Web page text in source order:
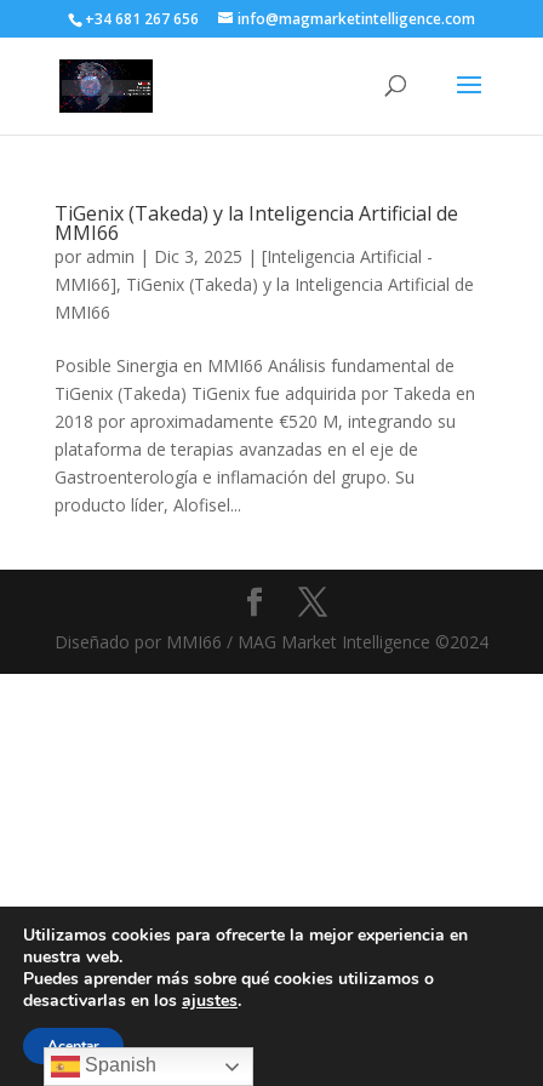
+34 681 267 656 info@magmarketintelligence.com
TiGenix (Takeda) y la Inteligencia Artificial de
MMI66
por admin | Dic 3, 2025 | [Inteligencia Artificial -
MMI66], TiGenix (Takeda) y la Inteligencia Artificial de
MMI66
Posible Sinergia en MMI66 Análisis fundamental de
TiGenix (Takeda) TiGenix fue adquirida por Takeda en
2018 por aproximadamente €520 M, integrando su
plataforma de terapias avanzadas en el eje de
Gastroenterología e inflamación del grupo. Su
producto líder, Alofisel...
Diseñado por MMI66 / MAG Market Intelligence ©2024
Spanish
Utilizamos cookies para ofrecerte la mejor experiencia en
nuestra web.
Puedes aprender más sobre qué cookies utilizamos o
desactivarlas en los ajustes.
Aceptar